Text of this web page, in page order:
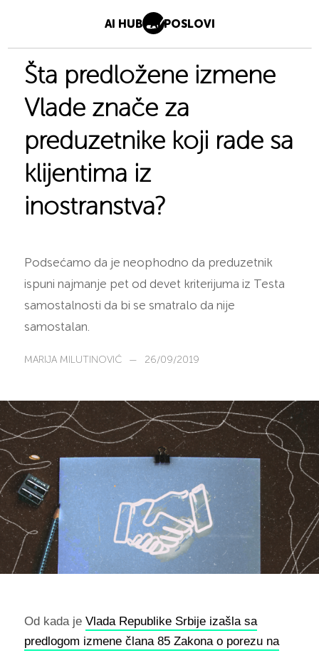
AI HUB AI POSLOVI
Šta predložene izmene
Vlade znače za
preduzetnike koji rade sa
klijentima iz
inostranstva?
Podsećamo da je neophodno da preduzetnik
ispuni najmanje pet od devet kriterijuma iz Testa
samostalnosti da bi se smatralo da nije
samostalan.
MARIJA MILUTINOVIĆ — 26/09/2019
Od kada je Vlada Republike Srbije izašla sa
predlogom izmene člana 85 Zakona o porezu na